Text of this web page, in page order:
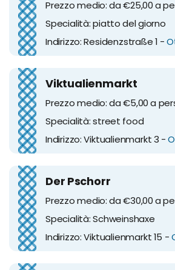
Prezzo medio: da €25,00 a
Specialità: piatto del giorno
Indirizzo: Residenzstraße 1 -
Viktualienmarkt
Prezzo medio: da €5,00 a
Specialità: street food
Indirizzo: Viktualienmarkt 3 -
Der Pschorr
Prezzo medio: da €30,00 a
Specialità: Schweinshaxe
Indirizzo: Viktualienmarkt 15 -